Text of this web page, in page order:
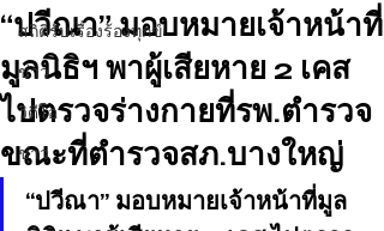
สถิติรับเรื่องร้องทุกข์
ข่าว
วิดีโอ
ข่าว
“ปวีณา” มอบหมายเจ้าหน้าที่
มูลนิธิฯ พาผู้เสียหาย 2 เคส
ไปตรวจร่างกายที่รพ.ตำรวจ
ขณะที่ตำรวจสภ.บางใหญ่
“ปวีณา” มอบหมายเจ้าหน้าที่มูล